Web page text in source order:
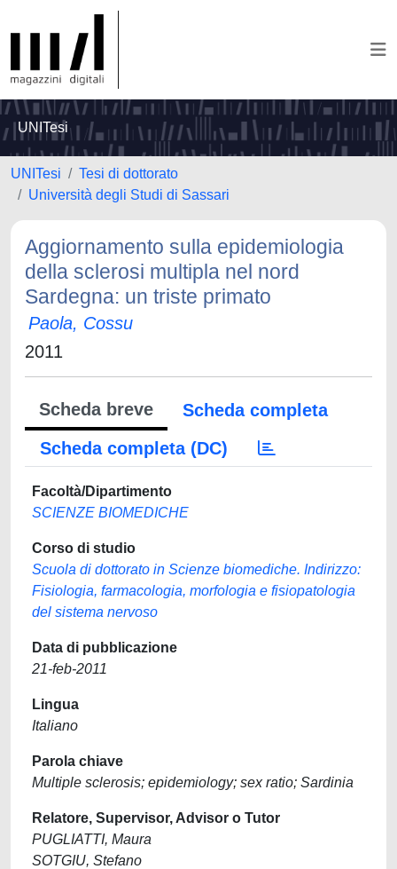
UNITesi
UNITesi
Tesi di dottorato
Università degli Studi di Sassari
Aggiornamento sulla epidemiologia
della sclerosi multipla nel nord
Sardegna: un triste primato
Paola, Cossu
2011
Scheda breve
Scheda completa
Scheda completa (DC)
Facoltà/Dipartimento
SCIENZE BIOMEDICHE
Corso di studio
Scuola di dottorato in Scienze biomediche. Indirizzo:
Fisiologia, farmacologia, morfologia e fisiopatologia
del sistema nervoso
Data di pubblicazione
21-feb-2011
Lingua
Italiano
Parola chiave
Multiple sclerosis; epidemiology; sex ratio; Sardinia
Relatore, Supervisor, Advisor o Tutor
PUGLIATTI, Maura
SOTGIU, Stefano